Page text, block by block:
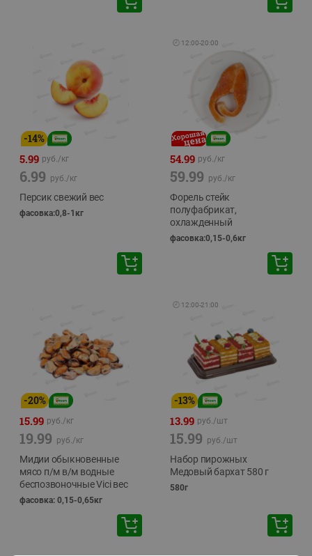
-14%
5.99 руб./кг
6.99 руб./кг
Персик свежий вес
фасовка:0,8-1кг
🕘 12:00-20:00
54.99 руб./кг
59.99 руб./кг
Форель стейк
полуфабрикат,
охлажденный
фасовка:0,15-0,6кг
-20%
15.99 руб./кг
19.99 руб./кг
Мидии обыкновенные
мясо п/м в/м водные
беспозвоночные Vici вес
фасовка: 0,15-0,65кг
🕘 12:00-21:00
-13%
13.99 руб./шт
15.99 руб./шт
Набор пирожных
Медовый бархат 580 г
580г